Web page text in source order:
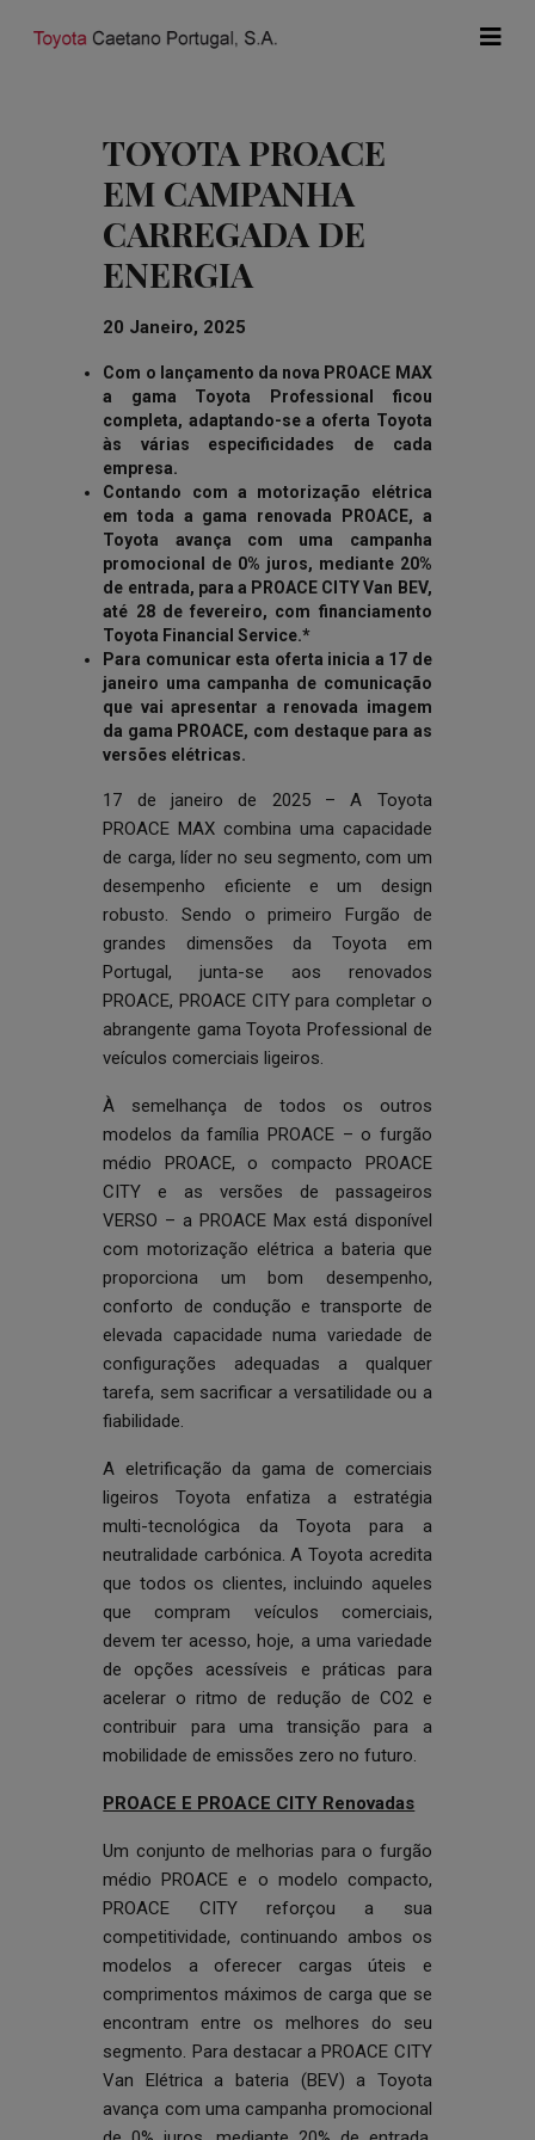
TOYOTA PROACE
EM CAMPANHA
CARREGADA DE
ENERGIA
20 Janeiro, 2025
Com o lançamento da nova PROACE MAX
a gama Toyota Professional ficou
completa, adaptando-se a oferta Toyota
às várias especificidades de cada
empresa.
Contando com a motorização elétrica
em toda a gama renovada PROACE, a
Toyota avança com uma campanha
promocional de 0% juros, mediante 20%
de entrada, para a PROACE CITY Van BEV,
até 28 de fevereiro, com financiamento
Toyota Financial Service.*
Para comunicar esta oferta inicia a 17 de
janeiro uma campanha de comunicação
que vai apresentar a renovada imagem
da gama PROACE, com destaque para as
versões elétricas.
17 de janeiro de 2025 – A Toyota
PROACE MAX combina uma capacidade
de carga, líder no seu segmento, com um
desempenho eficiente e um design
robusto. Sendo o primeiro Furgão de
grandes dimensões da Toyota em
Portugal, junta-se aos renovados
PROACE, PROACE CITY para completar o
abrangente gama Toyota Professional de
veículos comerciais ligeiros.
À semelhança de todos os outros
modelos da família PROACE – o furgão
médio PROACE, o compacto PROACE
CITY e as versões de passageiros
VERSO – a PROACE Max está disponível
com motorização elétrica a bateria que
proporciona um bom desempenho,
conforto de condução e transporte de
elevada capacidade numa variedade de
configurações adequadas a qualquer
tarefa, sem sacrificar a versatilidade ou a
fiabilidade.
A eletrificação da gama de comerciais
ligeiros Toyota enfatiza a estratégia
multi-tecnológica da Toyota para a
neutralidade carbónica. A Toyota acredita
que todos os clientes, incluindo aqueles
que compram veículos comerciais,
devem ter acesso, hoje, a uma variedade
de opções acessíveis e práticas para
acelerar o ritmo de redução de CO2 e
contribuir para uma transição para a
mobilidade de emissões zero no futuro.
PROACE E PROACE CITY Renovadas
Um conjunto de melhorias para o furgão
médio PROACE e o modelo compacto,
PROACE CITY reforçou a sua
competitividade, continuando ambos os
modelos a oferecer cargas úteis e
comprimentos máximos de carga que se
encontram entre os melhores do seu
segmento. Para destacar a PROACE CITY
Van Elétrica a bateria (BEV) a Toyota
avança com uma campanha promocional